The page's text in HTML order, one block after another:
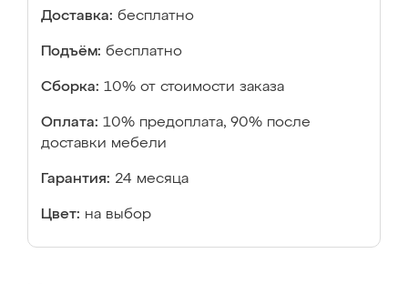
Доставка: бесплатно
Подъём: бесплатно
Сборка: 10% от стоимости заказа
Оплата: 10% предоплата, 90% после
доставки мебели
Гарантия: 24 месяца
Цвет: на выбор